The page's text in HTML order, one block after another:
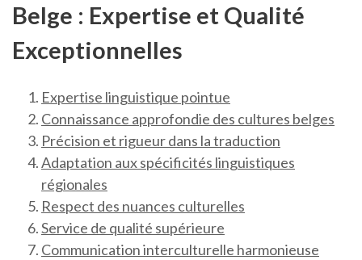
Belge : Expertise et Qualité
Exceptionnelles
Expertise linguistique pointue
Connaissance approfondie des cultures belges
Précision et rigueur dans la traduction
Adaptation aux spécificités linguistiques
régionales
Respect des nuances culturelles
Service de qualité supérieure
Communication interculturelle harmonieuse